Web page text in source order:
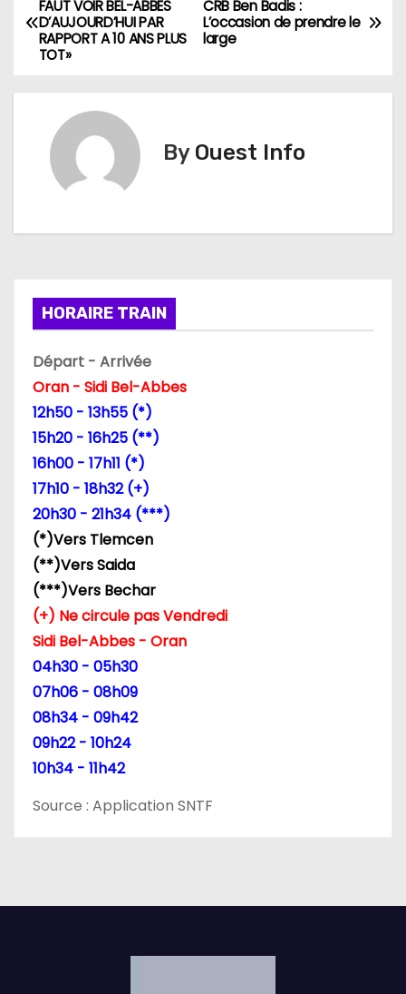
a
t
o
n
d
e
a
r
t
c
e
CRB Ben Badis :
L’occasion de prendre le
large
FAUT VOIR BEL-ABBES
D’AUJOURD’HUI PAR
RAPPORT A 10 ANS PLUS
TOT»
By Ouest Info
HORAIRE TRAIN
Départ - Arrivée
Oran - Sidi Bel-Abbes
12h50 - 13h55 (*)
15h20 - 16h25 (**)
16h00 - 17h11 (*)
17h10 - 18h32 (+)
20h30 - 21h34 (***)
(*)Vers Tlemcen
(**)Vers Saida
(***)Vers Bechar
(+) Ne circule pas Vendredi
Sidi Bel-Abbes - Oran
04h30 - 05h30
07h06 - 08h09
08h34 - 09h42
09h22 - 10h24
10h34 - 11h42
Source : Application SNTF